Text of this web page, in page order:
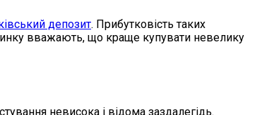
депозит. Прибутковість таких
вважають, що краще купувати невелику
невисока і відома заздалегідь.